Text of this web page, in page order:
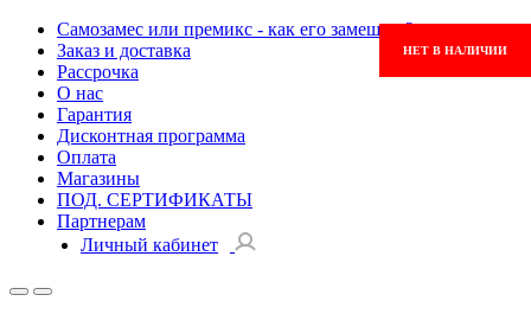
Самозамес или премикс - как его замешать?
Заказ и доставка
Рассрочка
О нас
Гарантия
Дисконтная программа
Оплата
Магазины
ПОД. СЕРТИФИКАТЫ
Партнерам
Личный кабинет
НЕТ В НАЛИЧИИ